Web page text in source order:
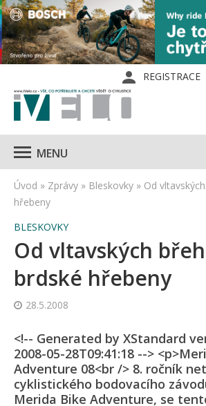
REGISTRACE
MENU
Úvod » Zprávy » Bleskovky » Od
hřebeny
BLESKOVKY
Od vltavských
brdské hřebeny
28.5.2008
<!-- Generated by XStandard
2008-05-28T09:41:18 -->
Adventure 08<br /> 8. ročník
cyklistického bodovacího
Merida Bike Adventure, se